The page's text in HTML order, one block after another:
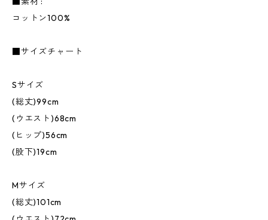
コットン100%
■サイズチャート
Sサイズ
(総丈)99cm
(ウエスト)68cm
(ヒップ)56cm
(股下)19cm
Mサイズ
(総丈)101cm